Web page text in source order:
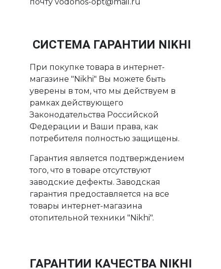
почту vodonos-opt@mail.ru
СИСТЕМА ГАРАНТИИ NIKHI
При покупке товара в интернет-
магазине "Nikhi" Вы можете быть
уверены в том, что мы действуем в
рамках действующего
Законодательства Российской
Федерации и Ваши права, как
потребителя полностью защищены.
Гарантия является подтверждением
того, что в товаре отсутствуют
заводские дефекты. Заводская
гарантия предоставляется на все
товары интернет-магазина
отопительной техники "Nikhi".
ГАРАНТИИ КАЧЕСТВА NIKHI